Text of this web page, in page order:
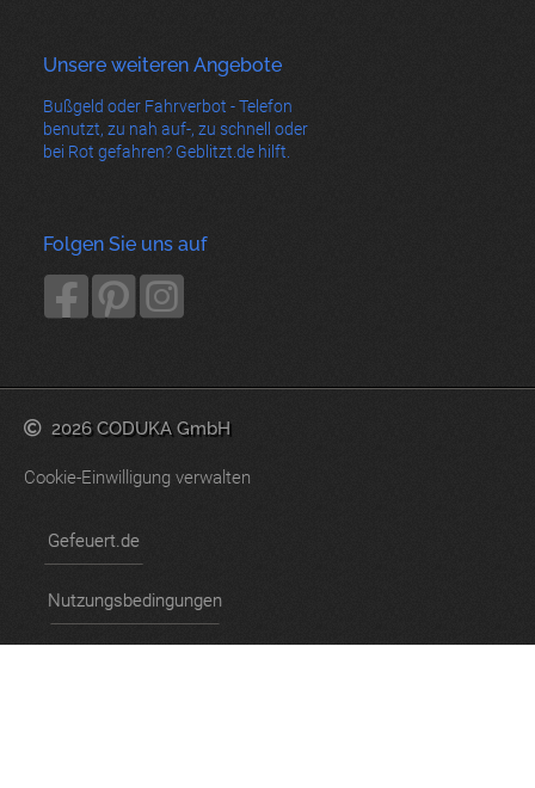
Unsere weiteren Angebote
Bußgeld oder Fahrverbot - Telefon
benutzt, zu nah auf-, zu schnell oder
bei Rot gefahren? Geblitzt.de hilft.
Folgen Sie uns auf
2026 CODUKA GmbH
Cookie-Einwilligung verwalten
Gefeuert.de
Nutzungsbedingungen